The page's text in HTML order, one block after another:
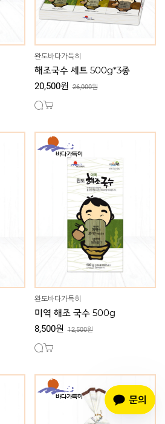
완도바다가득히
해조국수 세트 500g*3종
20,500원 26,000원
완도바다가득히
미역 해조 국수 500g
8,500원 12,500원